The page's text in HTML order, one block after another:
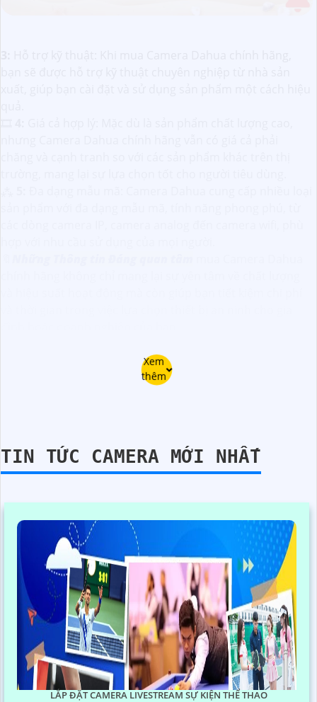
Xem
thêm
TIN TỨC CAMERA MỚI NHẤT
LẮP ĐẶT CAMERA LIVESTREAM SỰ KIỆN THỂ THAO